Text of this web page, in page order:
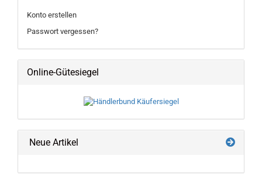
Konto erstellen
Passwort vergessen?
Online-Gütesiegel
Neue Artikel